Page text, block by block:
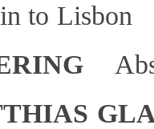
to Lisbon